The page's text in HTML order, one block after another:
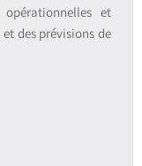
et
des prévisions de